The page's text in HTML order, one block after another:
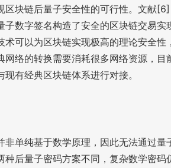
区块链后量子安全性的可行性。文献[6]
子数字签名构造了安全的区块链交易实
术可以为区块链实现极高的理论安全性
网络的转换需要消耗很多网络资源，目
有经典区块链体系进行对接。
非单纯基于数学原理，因此无法通过量
种后量子密码方案不同，复杂数学密码